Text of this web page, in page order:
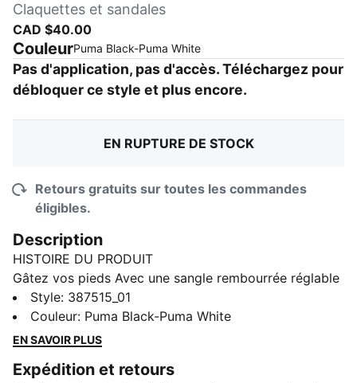
Claquettes et sandales
CAD $40.00
CouleurPuma Black-Puma White:
Pas d'application, pas d'accès. Téléchargez pour
débloquer ce style et plus encore.
EN RUPTURE DE STOCK
Retours gratuits sur toutes les commandes
éligibles.
Description
HISTOIRE DU PRODUIT
Gâtez vos pieds Avec une sangle rembourrée réglable
pour un ajustement sûr, une assise plantaire moulée
confortable et une semelle extérieure en EVA
rembourrée pour l’adhérence, la Leadcat 2.0 V
de tous les jours.
Style: 387515_01
Couleur: Puma Black-Puma White
EN SAVOIR PLUS
Expédition et retours